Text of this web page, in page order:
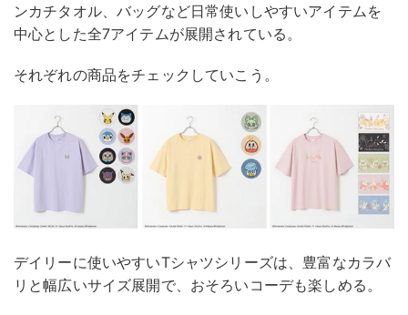
ンカチタオル、バッグなど日常使いしやすいアイテムを
中心とした全7アイテムが展開されている。
それぞれの商品をチェックしていこう。
デイリーに使いやすいTシャツシリーズは、豊富なカラバ
リと幅広いサイズ展開で、おそろいコーデも楽しめる。